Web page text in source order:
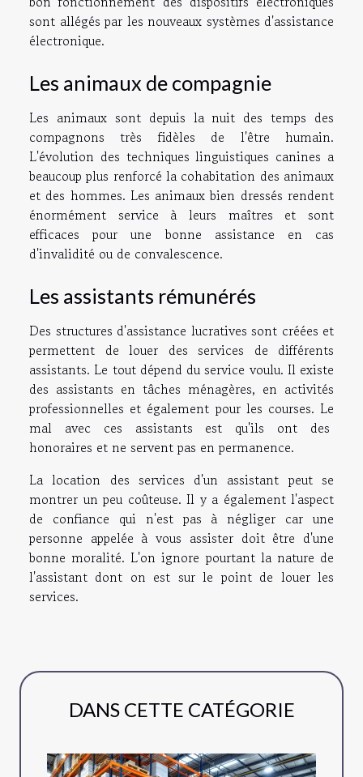
sont allégés par les nouveaux systèmes d'assistance
électronique.
Les animaux de compagnie
Les animaux sont depuis la nuit des temps des
compagnons très fidèles de l'être humain.
L'évolution des techniques linguistiques canines a
beaucoup plus renforcé la cohabitation des animaux
et des hommes. Les animaux bien dressés rendent
énormément service à leurs maîtres et sont
efficaces pour une bonne assistance en cas
d'invalidité ou de convalescence.
Les assistants rémunérés
Des structures d'assistance lucratives sont créées et
permettent de louer des services de différents
assistants. Le tout dépend du service voulu. Il existe
des assistants en tâches ménagères, en activités
professionnelles et également pour les courses. Le
mal avec ces assistants est qu'ils ont des
honoraires et ne servent pas en permanence.
La location des services d'un assistant peut se
montrer un peu coûteuse. Il y a également l'aspect
de confiance qui n'est pas à négliger car une
personne appelée à vous assister doit être d'une
bonne moralité. L'on ignore pourtant la nature de
l'assistant dont on est sur le point de louer les
services.
DANS CETTE CATÉGORIE